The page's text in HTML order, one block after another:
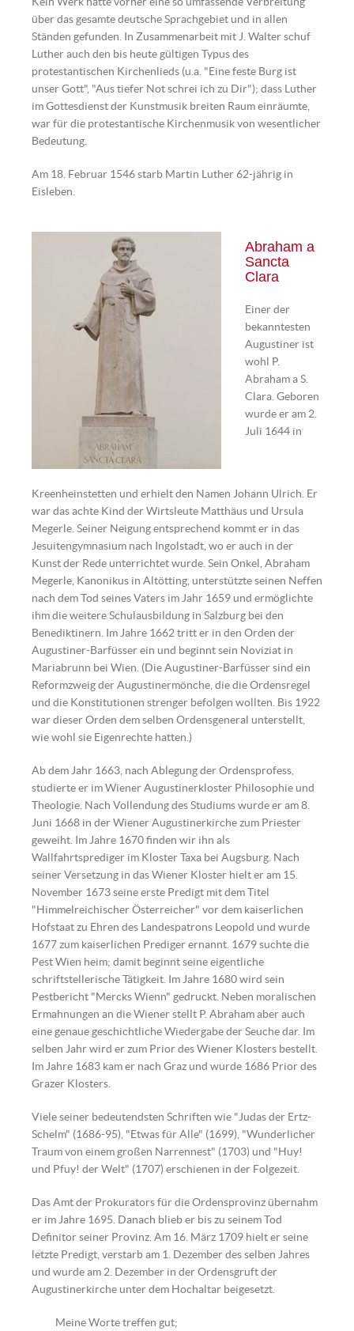
über das gesamte deutsche Sprachgebiet und in allen
Ständen gefunden. In Zusammenarbeit mit J. Walter schuf
Luther auch den bis heute gültigen Typus des
protestantischen Kirchenlieds (u.a. "Eine feste Burg ist
unser Gott", "Aus tiefer Not schrei ich zu Dir"); dass Luther
im Gottesdienst der Kunstmusik breiten Raum einräumte,
war für die protestantische Kirchenmusik von wesentlicher
Bedeutung.
Am 18. Februar 1546 starb Martin Luther 62-jährig in
Eisleben.
Abraham a Sancta Clara | ©
Augustiner Wien
Abraham a
Sancta
Clara
Einer der
bekanntesten
Augustiner ist
wohl P.
Abraham a S.
Clara. Geboren
wurde er am 2.
Juli 1644 in
Kreenheinstetten und erhielt den Namen Johann Ulrich. Er
war das achte Kind der Wirtsleute Matthäus und Ursula
Megerle. Seiner Neigung entsprechend kommt er in das
Jesuitengymnasium nach Ingolstadt, wo er auch in der
Kunst der Rede unterrichtet wurde. Sein Onkel, Abraham
Megerle, Kanonikus in Altötting, unterstützte seinen Neffen
nach dem Tod seines Vaters im Jahr 1659 und ermöglichte
ihm die weitere Schulausbildung in Salzburg bei den
Benediktinern. Im Jahre 1662 tritt er in den Orden der
Augustiner-Barfüsser ein und beginnt sein Noviziat in
Mariabrunn bei Wien. (Die Augustiner-Barfüsser sind ein
Reformzweig der Augustinermönche, die die Ordensregel
und die Konstitutionen strenger befolgen wollten. Bis 1922
war dieser Orden dem selben Ordensgeneral unterstellt,
wie wohl sie Eigenrechte hatten.)
Ab dem Jahr 1663, nach Ablegung der Ordensprofess,
studierte er im Wiener Augustinerkloster Philosophie und
Theologie. Nach Vollendung des Studiums wurde er am 8.
Juni 1668 in der Wiener Augustinerkirche zum Priester
geweiht. Im Jahre 1670 finden wir ihn als
Wallfahrtsprediger im Kloster Taxa bei Augsburg. Nach
seiner Versetzung in das Wiener Kloster hielt er am 15.
November 1673 seine erste Predigt mit dem Titel
"Himmelreichischer Österreicher" vor dem kaiserlichen
Hofstaat zu Ehren des Landespatrons Leopold und wurde
1677 zum kaiserlichen Prediger ernannt. 1679 suchte die
Pest Wien heim; damit beginnt seine eigentliche
schriftstellerische Tätigkeit. Im Jahre 1680 wird sein
Pestbericht "Mercks Wienn" gedruckt. Neben moralischen
Ermahnungen an die Wiener stellt P. Abraham aber auch
eine genaue geschichtliche Wiedergabe der Seuche dar. Im
selben Jahr wird er zum Prior des Wiener Klosters bestellt.
Im Jahre 1683 kam er nach Graz und wurde 1686 Prior des
Grazer Klosters.
Viele seiner bedeutendsten Schriften wie "Judas der Ertz-
Schelm" (1686-95), "Etwas für Alle" (1699), "Wunderlicher
Traum von einem großen Narrennest" (1703) und "Huy!
und Pfuy! der Welt" (1707) erschienen in der Folgezeit.
Das Amt der Prokurators für die Ordensprovinz übernahm
er im Jahre 1695. Danach blieb er bis zu seinem Tod
Definitor seiner Provinz. Am 16. März 1709 hielt er seine
letzte Predigt, verstarb am 1. Dezember des selben Jahres
und wurde am 2. Dezember in der Ordensgruft der
Augustinerkirche unter dem Hochaltar beigesetzt.
Meine Worte treffen gut;